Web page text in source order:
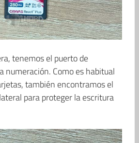
tenemos el puerto de
numeración. Como es habitual
también encontramos el
para proteger la escritura